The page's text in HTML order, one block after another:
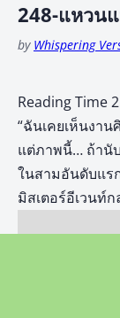
248-แหวน
by Whispering
“ฉันเคยเห็นงา
แต่ภาพนี้… ถ้านั
ในสามอันดับแร
มิสเตอร์อีเวนท์